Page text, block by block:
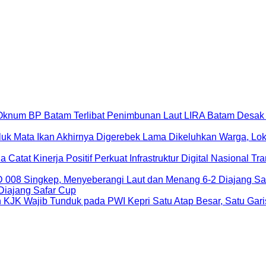
LIRA Batam
Lama Dikeluhkan Warga,
Safar Cup
Satu Atap Besar, Satu